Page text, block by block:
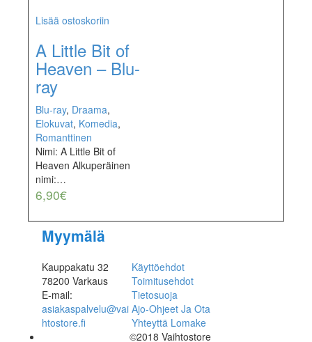
Lisää ostoskoriin
A Little Bit of
Heaven – Blu-
ray
Blu-ray, Draama,
Elokuvat, Komedia,
Romanttinen
Nimi: A Little Bit of
Heaven Alkuperäinen
nimi:…
6,90€
Myymälä
Kauppakatu 32
78200 Varkaus
E-mail:
asiakaspalvelu@vai
htostore.fi
Käyttöehdot
Toimitusehdot
Tietosuoja
Ajo-Ohjeet Ja Ota
Yhteyttä Lomake
©2018 Vaihtostore